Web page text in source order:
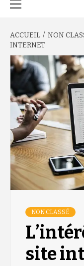
ACCUEIL NON
INTERNET
NON CLASSÉ
site